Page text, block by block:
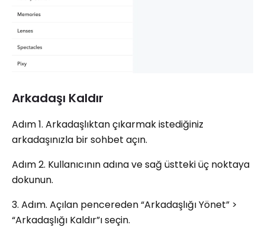
Arkadaşı Kaldır
Adım 1. Arkadaşlıktan çıkarmak istediğiniz
arkadaşınızla bir sohbet açın.
Adım 2. Kullanıcının adına ve sağ üstteki üç noktaya
dokunun.
3. Adım. Açılan pencereden “Arkadaşlığı Yönet” >
“Arkadaşlığı Kaldır”ı seçin.